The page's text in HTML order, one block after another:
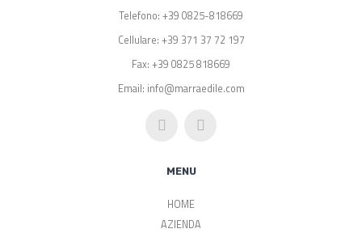
Telefono: +39 0825-818669
Cellulare: +39 371 37 72 197
Fax: +39 0825 818669
Email: info@marraedile.com
MENU
HOME
AZIENDA